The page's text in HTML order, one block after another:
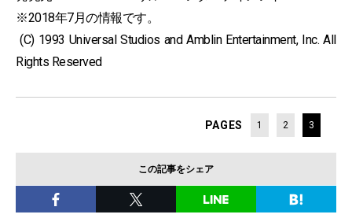
※2018年7月の情報です。
(C) 1993 Universal Studios and Amblin Entertainment, Inc. All
Rights Reserved
PAGES 1 2 3
この記事をシェア